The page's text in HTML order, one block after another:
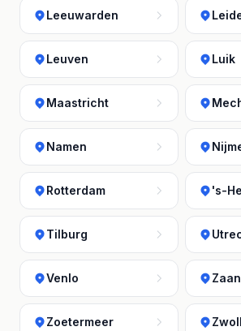
Leeuwarden
Leuven Luik
Maastricht
Namen
Rotterdam 's-
Tilburg
Venlo
Zoetermeer